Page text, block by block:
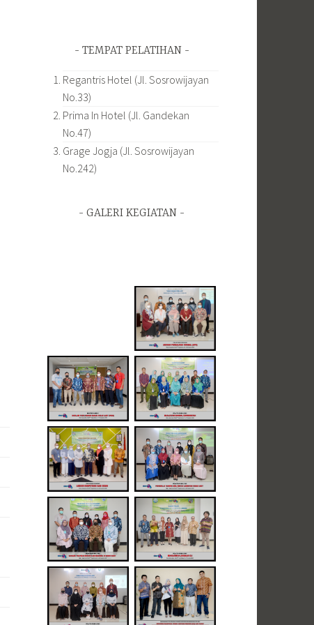
TEMPAT PELATIHAN
Regantris Hotel (Jl. Sosrowijayan
No.33)
Prima In Hotel (Jl. Gandekan
No.47)
Grage Jogja (Jl. Sosrowijayan
No.242)
GALERI KEGIATAN